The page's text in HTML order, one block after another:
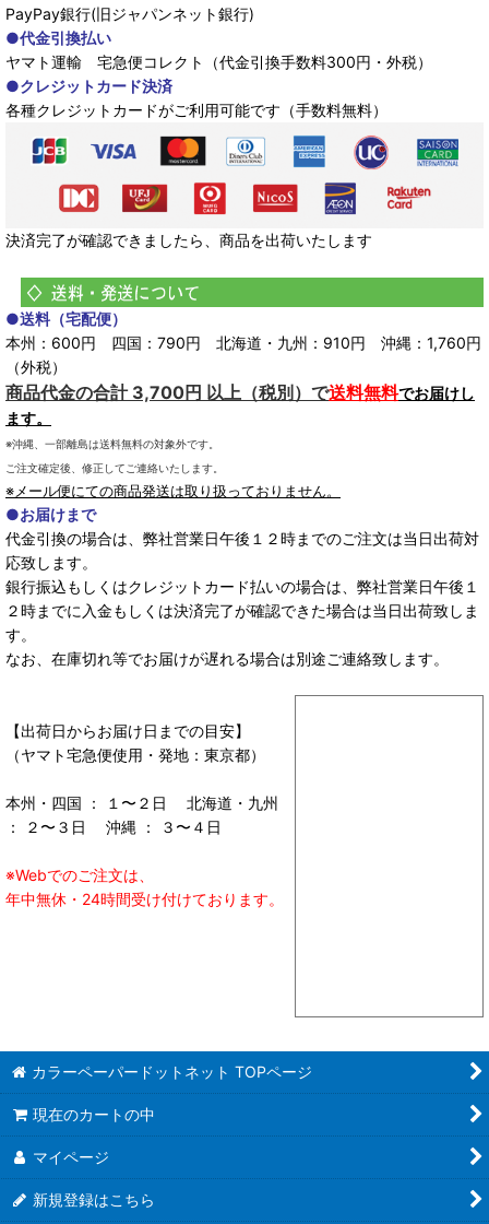
PayPay銀行(旧ジャパンネット銀行)
●代金引換払い
ヤマト運輸 宅急便コレクト（代金引換手数料300円・外税）
●クレジットカード決済
各種クレジットカードがご利用可能です（手数料無料）
決済完了が確認できましたら、商品を出荷いたします
●送料（宅配便）
本州：600円 四国：790円 北海道・九州：910円 沖縄：1,760円
（外税）
商品代金の合計 3,700円 以上（税別）で送料無料でお届けし
ます。
※沖縄、一部離島は送料無料の対象外です。
ご注文確定後、修正してご連絡いたします。
※メール便にての商品発送は取り扱っておりません。
●お届けまで
代金引換の場合は、弊社営業日午後１２時までのご注文は当日出荷対
応致します。
銀行振込もしくはクレジットカード払いの場合は、弊社営業日午後１
２時までに入金もしくは決済完了が確認できた場合は当日出荷致しま
す。
なお、在庫切れ等でお届けが遅れる場合は別途ご連絡致します。
【出荷日からお届け日までの目安】
（ヤマト宅急便使用・発地：東京都）
本州・四国 ： １〜２日 北海道・九州
： ２〜３日 沖縄 ： ３〜４日
※Webでのご注文は、
年中無休・24時間受け付けております。
カラーペーパードットネット TOPページ
現在のカートの中
マイページ
新規登録はこちら